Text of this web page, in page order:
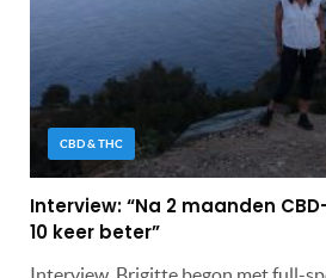
CBD & THC
Interview: “Na 2 maanden
10 keer beter”